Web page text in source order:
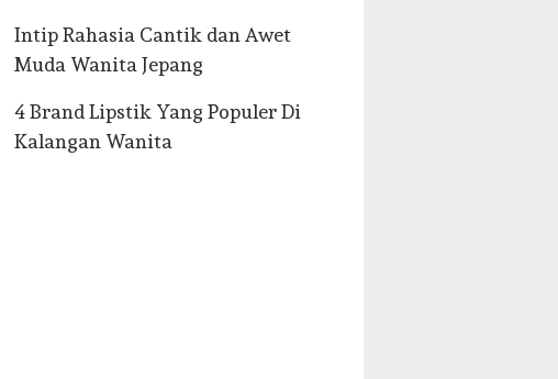
Intip Rahasia Cantik dan Awet
Muda Wanita Jepang
4 Brand Lipstik Yang Populer Di
Kalangan Wanita